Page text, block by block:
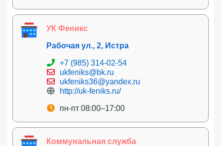
УК Феникс
Рабочая ул., 2, Истра
+7 (985) 314-02-54
ukfeniks@bk.ru
ukfeniks36@yandex.ru
http://uk-feniks.ru/
пн-пт 08:00–17:00
Коммунальная служба